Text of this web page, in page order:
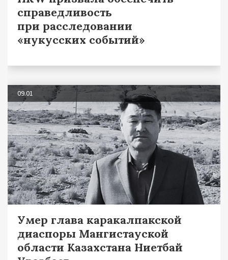
справедливость
при расследовании
«нукусских событий»
09.01
Умер глава каракалпакской
диаспоры Мангистауской
области Казахстана Ниетбай